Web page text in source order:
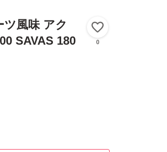
風味 アク
SAVAS 180
0